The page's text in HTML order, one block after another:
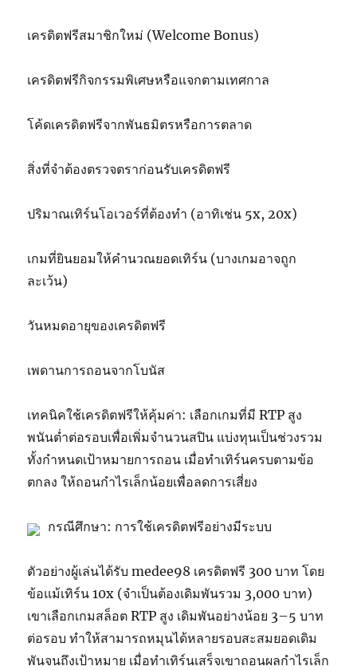
เครดิตฟรีสมาชิกใหม่ (Welcome Bonus)
เครดิตฟรีกิจกรรมพิเศษหรือแจกตามเทศกาล
โค้ดเครดิตฟรีจากพันธมิตรหรือการตลาด
สิ่งที่จำต้องตรวจตราก่อนรับเครดิตฟรี
ปริมาณเทิร์นโอเวอร์ที่ต้องทำ (อาทิเช่น 5x, 20x)
เกมที่ยินยอมให้คำนวณยอดเทิร์น (บางเกมอาจถูก
ละเว้น)
วันหมดอายุของเครดิตฟรี
เพดานการถอนจากโบนัส
เทคนิคใช้เครดิตฟรีให้คุ้มค่า: เลือกเกมที่มี RTP สูง
พนันต่ำต่อรอบเพื่อเพิ่มจำนวนสปิน แบ่งทุนเป็นช่วงรวม
ทั้งกำหนดเป้าหมายการถอน เมื่อทำเทิร์นครบตามข้อ
ตกลง ให้ถอนกำไรเล็กน้อยเพื่อลดการเสี่ยง
กรณีศึกษา: การใช้เครดิตฟรีอย่างมีระบบ
ตัวอย่างผู้เล่นได้รับ medee98 เครดิตฟรี 300 บาท โดย
ข้อแม้เทิร์น 10x (จำเป็นต้องเดิมพันรวม 3,000 บาท)
เขาเลือกเกมสล็อต RTP สูง เดิมพันอย่างน้อย 3–5 บาท
ต่อรอบ ทำให้สามารถหมุนได้หลายรอบสะสมยอดเดิม
พันจนถึงเป้าหมาย เมื่อทำเทิร์นเสร็จเขาถอนผลกำไรเล็ก